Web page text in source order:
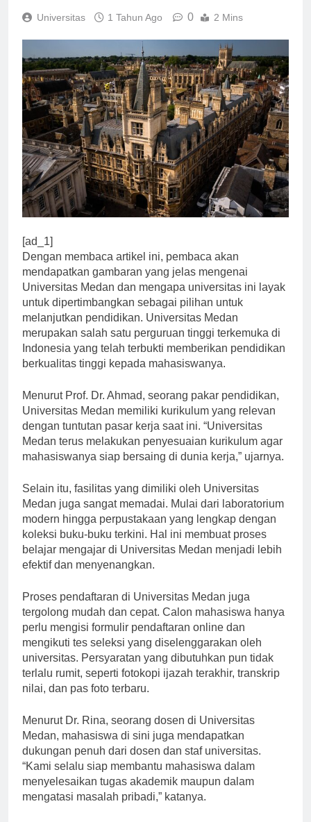
Universitas 1 Tahun Ago 0 2 Mins
[ad_1]
Dengan membaca artikel ini, pembaca akan
mendapatkan gambaran yang jelas mengenai
Universitas Medan dan mengapa universitas ini layak
untuk dipertimbangkan sebagai pilihan untuk
melanjutkan pendidikan. Universitas Medan
merupakan salah satu perguruan tinggi terkemuka di
Indonesia yang telah terbukti memberikan pendidikan
berkualitas tinggi kepada mahasiswanya.
Menurut Prof. Dr. Ahmad, seorang pakar pendidikan,
Universitas Medan memiliki kurikulum yang relevan
dengan tuntutan pasar kerja saat ini. “Universitas
Medan terus melakukan penyesuaian kurikulum agar
mahasiswanya siap bersaing di dunia kerja,” ujarnya.
Selain itu, fasilitas yang dimiliki oleh Universitas
Medan juga sangat memadai. Mulai dari laboratorium
modern hingga perpustakaan yang lengkap dengan
koleksi buku-buku terkini. Hal ini membuat proses
belajar mengajar di Universitas Medan menjadi lebih
efektif dan menyenangkan.
Proses pendaftaran di Universitas Medan juga
tergolong mudah dan cepat. Calon mahasiswa hanya
perlu mengisi formulir pendaftaran online dan
mengikuti tes seleksi yang diselenggarakan oleh
universitas. Persyaratan yang dibutuhkan pun tidak
terlalu rumit, seperti fotokopi ijazah terakhir, transkrip
nilai, dan pas foto terbaru.
Menurut Dr. Rina, seorang dosen di Universitas
Medan, mahasiswa di sini juga mendapatkan
dukungan penuh dari dosen dan staf universitas.
“Kami selalu siap membantu mahasiswa dalam
menyelesaikan tugas akademik maupun dalam
mengatasi masalah pribadi,” katanya.